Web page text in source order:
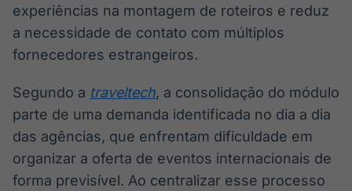
Em breve Em breve
Crédito
Em breve
experiências na montagem de roteiros e reduz
a necessidade de contato com múltiplos
fornecedores estrangeiros.
Segundo a traveltech, a consolidação do módulo
parte de uma demanda identificada no dia a dia
das agências, que enfrentam dificuldade em
organizar a oferta de eventos internacionais de
forma previsível. Ao centralizar esse processo